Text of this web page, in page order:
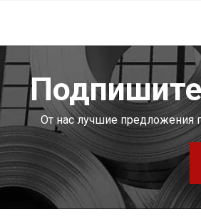
От нас лучшие предложения